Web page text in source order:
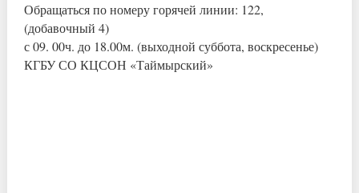
Обращаться по номеру горячей линии: 122,
(добавочный 4)
с 09. 00ч. до 18.00м. (выходной суббота, воскресенье)
КГБУ СО КЦСОН «Таймырский»